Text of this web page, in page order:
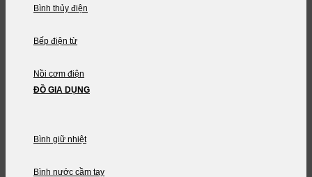
Bình thủy điện
Bếp điện từ
Nồi cơm điện
ĐỒ GIA DỤNG
Bình giữ nhiệt
Bình nước cầm tay